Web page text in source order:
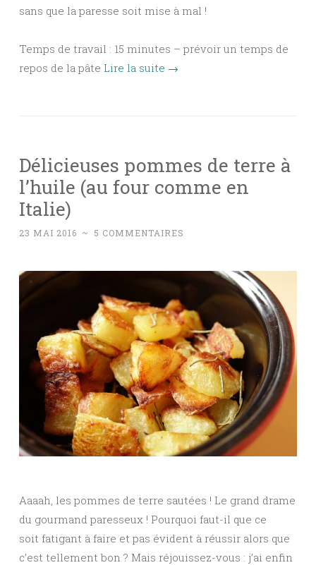
sans que la paresse soit mise à mal !
Temps de travail : 15 minutes – prévoir un temps de
repos de la pâte Lire la suite →
Délicieuses pommes de terre à
l’huile (au four comme en
Italie)
23 MAI 2016 ~ 5 COMMENTAIRES
Aaaah, les pommes de terre sautées ! Le grand drame
du gourmand paresseux ! Pourquoi faut-il que ce
soit fatigant à faire et pas évident à réussir alors que
c’est tellement bon ? Mais réjouissez-vous : j’ai enfin